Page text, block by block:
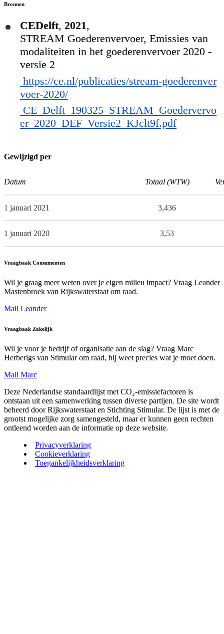
Bronnen
CEDelft, 2021,
STREAM Goederenvervoer, Emissies van
modaliteiten in het goederenvervoer 2020 -
versie 2
https://ce.nl/publicaties/stream-goederenver
voer-2020/
CE_Delft_190325_STREAM_Goedervervo
er_2020_DEF_Versie2_KJclt9f.pdf
Gewijzigd per
Datum Totaal (WTW)
1 januari 2021 3,436
1 januari 2020 3,53
Vraagbaak Consumenten
Wil je graag meer weten over je eigen milieu impact? Vraag Leander
Mastenbroek van Rijkswaterstaat om raad.
Mail Leander
Vraagbaak Zakelijk
Wil je voor je bedrijf of organisatie aan de slag? Vraag Marc
Herberigs van Stimular om raad, hij weet precies wat je moet doen.
Mail Marc
Deze Nederlandse standaardlijst met CO₂-emissiefactoren is
ontstaan uit een samenwerking tussen diverse partijen. De site wordt
beheerd door Rijkswaterstaat en Stichting Stimular. De lijst is met de
grootst mogelijke zorg samengesteld, maar er kunnen geen rechten
ontleend worden aan de informatie op deze website.
Privacyverklaring
Cookieverklaring
Toegankelijkheidsverklaring